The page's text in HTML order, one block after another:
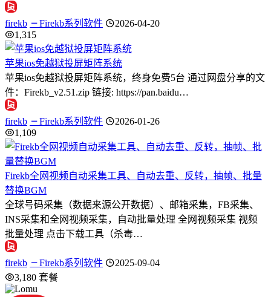
firekb Firekb系列软件
2026-04-20
1,315
苹果ios免越狱投屏矩阵系统
苹果ios免越狱投屏矩阵系统，终身免费5台 通过网盘分享的文
件：Firekb_v2.51.zip 链接: https://pan.baidu…
firekb Firekb系列软件
2026-01-26
1,109
Firekb全网视频自动采集工具、自动去重、反转，抽帧、批量
替换BGM
全球号码采集（数据来源公开数据）、邮箱采集，FB采集、
INS采集和全网视频采集，自动批量处理 全网视频采集 视频
批量处理 点击下载工具（杀毒…
firekb Firekb系列软件
2025-09-04
3,180 套餐